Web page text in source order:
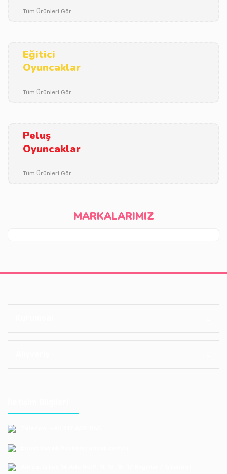
Tüm Ürünleri Gör
Eğitici
Oyuncaklar
Tüm Ürünleri Gör
Peluş
Oyuncaklar
Tüm Ürünleri Gör
MARKALARIMIZ